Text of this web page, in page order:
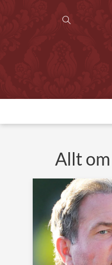
Allt